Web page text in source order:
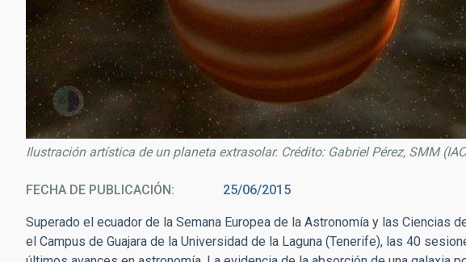
Ilustración artística de un planeta extrasolar. Crédito: Gabriel Pérez, SMM
FECHA DE PUBLICACIÓN 25/06/2015
Superado el ecuador de la Semana Europea de la Astronomía y las Ciencias
el Campus de Guajara de la Universidad de la Laguna (Tenerife), las 40